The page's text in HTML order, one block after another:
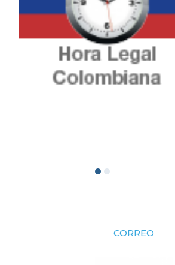
CORREO